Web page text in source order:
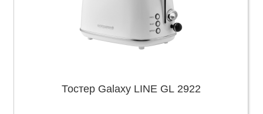
Тостер Galaxy LINE GL 2922